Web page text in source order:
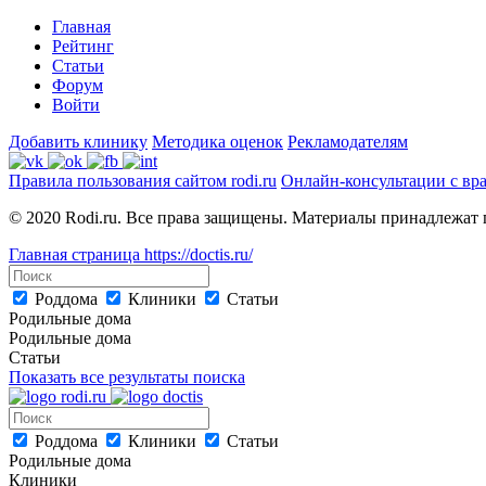
Главная
Рейтинг
Статьи
Форум
Войти
Добавить клинику Методика оценок Рекламодателям
Правила пользования сайтом rodi.ru Онлайн-консультации с
© 2020 Rodi.ru. Все права защищены. Материалы принадлежат
Главная страница https://doctis.ru/
Роддома Клиники
Статьи
Родильные дома
Родильные дома
Статьи
Показать все результаты поиска
Роддома Клиники
Статьи
Родильные дома
Клиники